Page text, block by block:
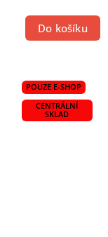
Do košíku
POUZE E-SHOP
CENTRÁLNÍ
SKLAD